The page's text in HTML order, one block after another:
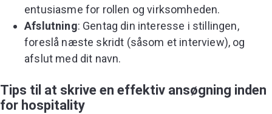
entusiasme for rollen og virksomheden.
Afslutning: Gentag din interesse i stillingen,
foreslå næste skridt (såsom et interview), og
afslut med dit navn.
Tips til at skrive en effektiv ansøgning inden
for hospitality